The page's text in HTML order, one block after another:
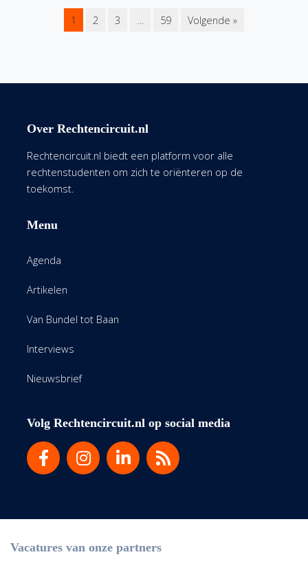
1 2 3 … 59 Volgende »
Over Rechtencircuit.nl
Rechtencircuit.nl biedt een platform voor alle
rechtenstudenten om zich te oriënteren op de
toekomst.
Menu
Agenda
Artikelen
Van Bundel tot Baan
Interviews
Nieuwsbrief
Volg Rechtencircuit.nl op social media
Vacatures van onze partners